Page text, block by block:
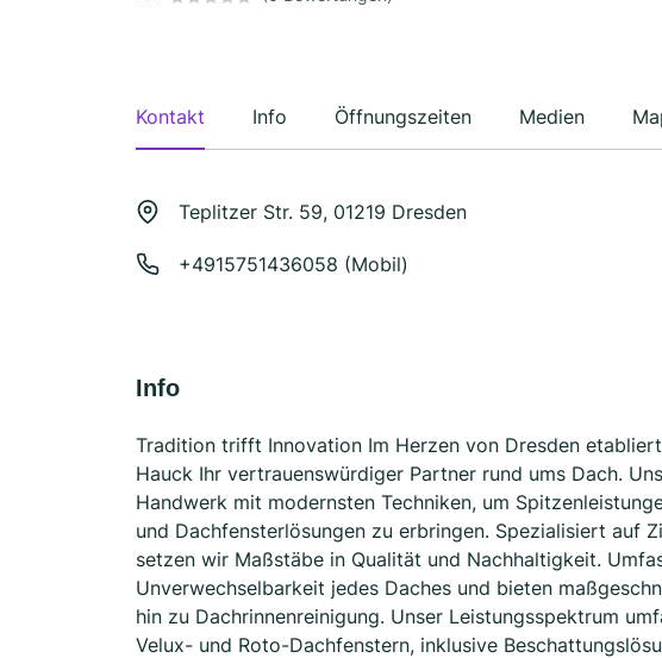
Kontakt Info Öffnungszeiten Medien
Teplitzer Str. 59, 01219 Dresden
+4915751436058 (Mobil)
Info
Tradition trifft Innovation Im Herzen von Dresden
Hauck Ihr vertrauenswürdiger Partner rund ums Dach.
Handwerk mit modernsten Techniken, um
und Dachfensterlösungen zu erbringen. Spezialisiert auf
setzen wir Maßstäbe in Qualität und Nachhaltigkeit.
Unverwechselbarkeit jedes Daches und bieten
hin zu Dachrinnenreinigung. Unser Leistungsspektrum
Velux- und Roto-Dachfenstern, inklusive